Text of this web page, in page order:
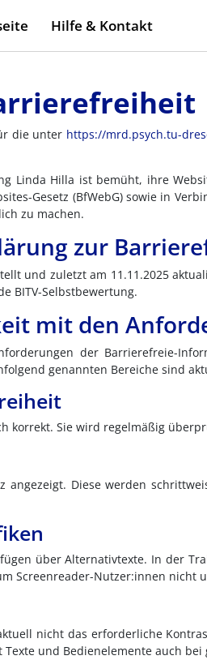
Hilfe & Kontakt
die unter https://mrd.psych.tu-
Linda Hilla ist bemüht, ihre
Gesetz (BfWebG) sowie in
zu machen.
zur
und zuletzt am 11.11.2025
BITV-Selbstbewertung.
mit den
der Barrierefreie-
genannten Bereiche sind
korrekt. Sie wird regelmäßig
angezeigt. Diese werden
über Alternativtexte. In der
Screenreader-Nutzer:innen nicht
nicht das erforderliche
und Bedienelemente auch